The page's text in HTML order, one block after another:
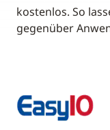
kostenlos. So
gegenüber